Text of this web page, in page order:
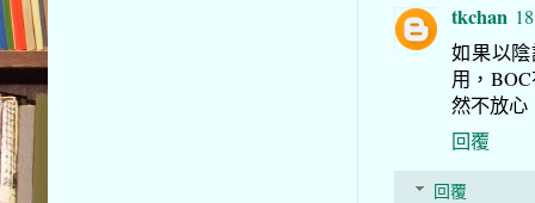
tkchan
如果以
用，
然不放心
回覆
回覆